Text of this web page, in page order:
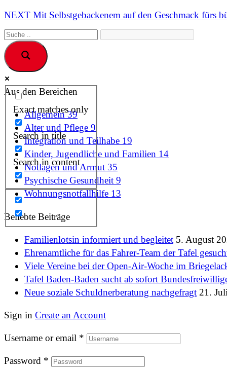
NEXT Mit Selbstgebackenem auf den Geschmack fürs
Exact matches only
Search in title
Search in content
Aus den Bereichen
Allgemein 39
Alter und Pflege 9
Integration und Teilhabe 19
Kinder, Jugendliche und Familien 14
Notlagen und Armut 35
Psychische Gesundheit 9
Wohnungsnotfallhilfe 13
Beliebte Beiträge
Familienlotsin informiert und begleitet 5. August
Ehrenamtliche für das Fahrer-Team der Tafel
Viele Vereine bei der Open-Air-Woche im
Tafel Baden-Baden sucht ab sofort
Neue soziale Schuldnerberatung nachgefragt 21.
Sign in Create an Account
Username or email *
Password *